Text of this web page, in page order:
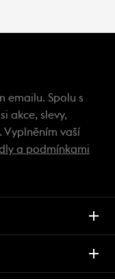
emailu. Spolu s
akce, slevy,
Vyplněním vaší
a podmínkami